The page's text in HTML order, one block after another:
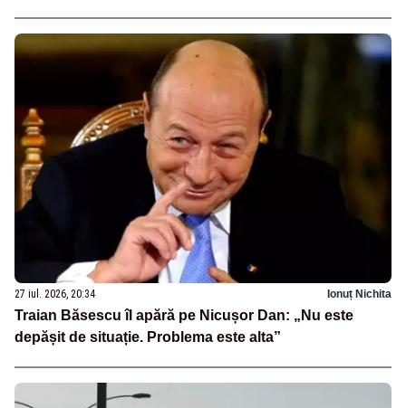
27 iul. 2026, 20:34 Ionuț Nichita
Traian Băsescu îl apără pe Nicușor Dan: „Nu este
depășit de situație. Problema este alta”